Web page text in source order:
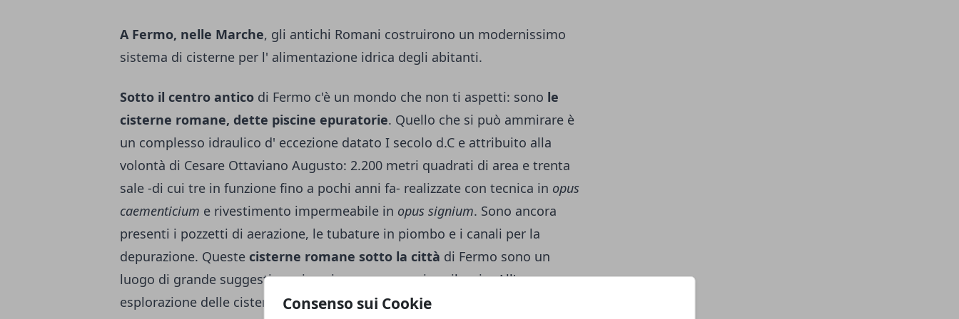
Consenso sui Cookie
A Fermo, nelle Marche, gli antichi Romani costruirono un modernissimo
sistema di cisterne per l' alimentazione idrica degli abitanti.
Sotto il centro antico di Fermo c'è un mondo che non ti aspetti: sono le
cisterne romane, dette piscine epuratorie. Quello che si può ammirare è
un complesso idraulico d' eccezione datato I secolo d.C e attribuito alla
volontà di Cesare Ottaviano Augusto: 2.200 metri quadrati di area e trenta
sale -di cui tre in funzione fino a pochi anni fa- realizzate con tecnica in opus
caementicium e rivestimento impermeabile in opus signium. Sono ancora
presenti i pozzetti di aerazione, le tubature in piombo e i canali per la
depurazione. Queste cisterne romane sotto la città di Fermo sono un
luogo di grande suggestione, in cui regna un magico silenzio.All'
esplorazione delle cisterne sotterranee vale la pena di